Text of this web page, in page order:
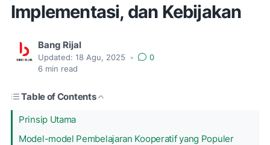
Implementasi, dan Kebijakan
Bang Rijal
Updated: 18 Agu, 2025 •
0
6 min read
Table of Contents
Prinsip Utama
Model-model Pembelajaran Kooperatif yang Populer